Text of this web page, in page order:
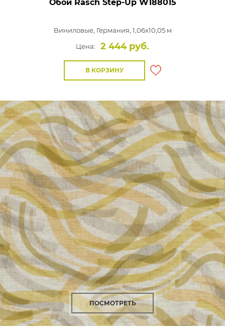
Обои Rasch Step-UpW188015
Виниловые, Германия, 1,06x10,05 м
Цена:
2 444 руб.
В КОРЗИНУ
ПОСМОТРЕТЬ